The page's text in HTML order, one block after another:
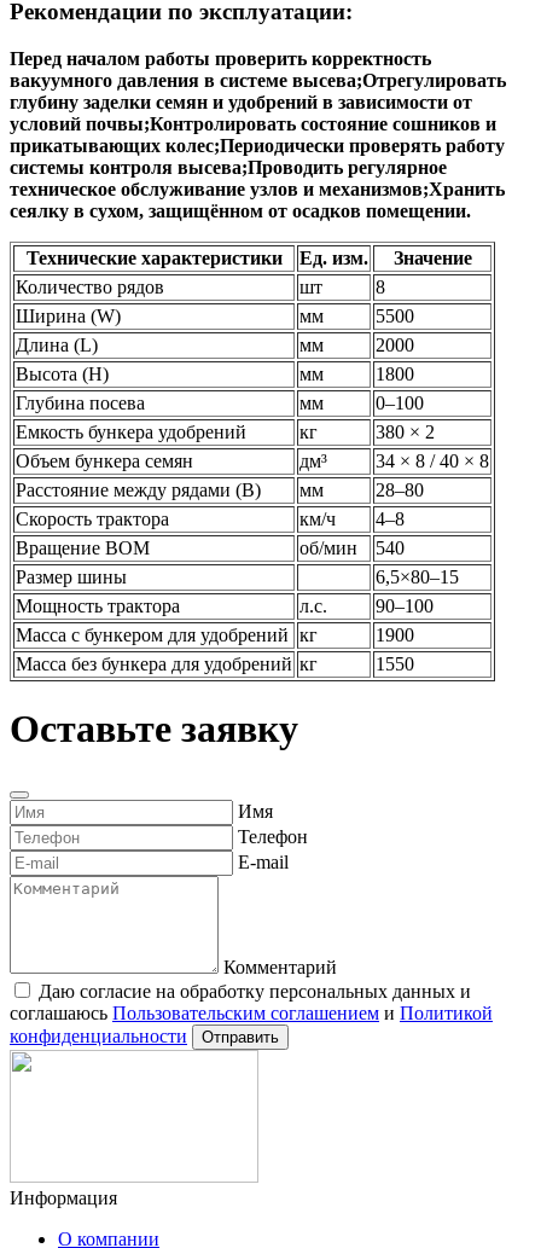
Перед началом работы проверить корректность
вакуумного давления в системе высева;Отрегулировать
глубину заделки семян и удобрений в зависимости от
условий почвы;Контролировать состояние сошников и
прикатывающих колес;Периодически проверять работу
системы контроля высева;Проводить регулярное
техническое обслуживание узлов и механизмов;Хранить
Технические характеристики Ед. изм.
Значение
Количество рядов
шт
8
Ширина (W)
мм
5500
Длина (L)
мм
2000
Высота (H)
мм
1800
Глубина посева
мм
0–100
Емкость бункера удобрений
кг
380 × 2
Объем бункера семян
дм³
34 × 8 / 40 × 8
Расстояние между рядами (B)
мм
28–80
Скорость трактора
км/ч
4–8
Вращение ВОМ
об/мин
540
Размер шины
6,5×80–15
Мощность трактора
л.с.
90–100
Масса с бункером для удобрений кг
1900
Масса без бункера для удобрений кг 1550
Оставьте заявку
Имя
Телефон
Комментарий
Даю согласие на обработку персональных данных и
соглашаюсьПользовательским соглашением
конфиденциальности